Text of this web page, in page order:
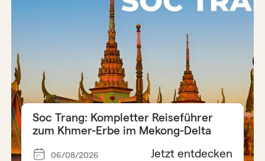
Soc Trang: Kompletter Reiseführer
zum Khmer-Erbe im Mekong-Delta
06/08/2026 Jetzt entdecken